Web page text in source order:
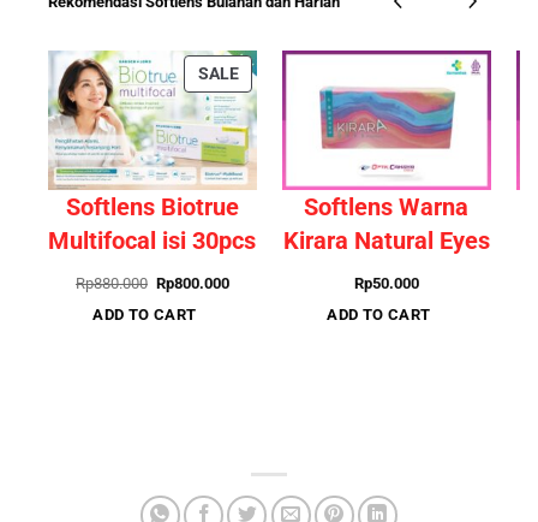
SALEPRODUCT
ON
SALE
Softlens Biotrue
Multifocal isi 30pcs
Rp880.000 Original
price
Rp800.000Current
ADD TO CART
Softlens Warna
Kirara Natural Eyes
Rp50.000
ADD TO CART